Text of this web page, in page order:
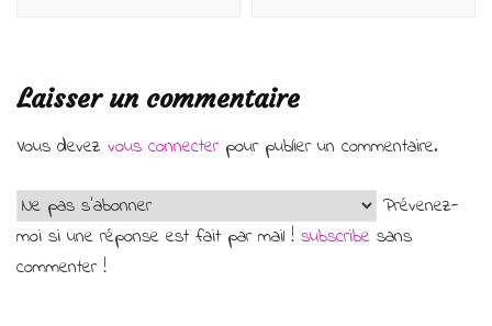
Laisser un commentaire
Vous devez vous connecterpour publier un commentaire.
Prévenez-
moi si une réponse est fait par mail ! subscribe sans
commenter !